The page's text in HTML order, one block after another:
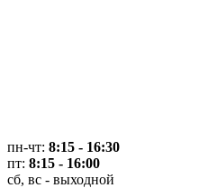
пн-чт: 8:15 - 16:30
пт: 8:15 - 16:00
сб, вс - выходной